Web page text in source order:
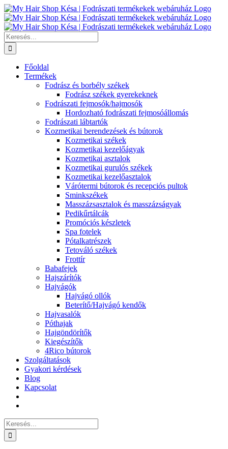
Kihagyás
Keresés...
Főoldal
Termékek
Fodrász és borbély székek
Fodrász székek gyerekeknek
Fodrászati fejmosók/hajmosók
Hordozható fodrászati fejmosóállomás
Fodrászati lábtartók
Kozmetikai berendezések és bútorok
Kozmetikai székek
Kozmetikai kezelőágyak
Kozmetikai asztalok
Kozmetikai gurulós székek
Kozmetikai kezelőasztalok
Várótermi bútorok és recepciós pultok
Sminkszékek
Masszázsasztalok és masszázságyak
Pedikűrtálcák
Promóciós készletek
Spa fotelek
Pótalkatrészek
Tetováló székek
Frottír
Babafejek
Hajszárítók
Hajvágók
Hajvágó ollók
Beterítő/Hajvágó kendők
Hajvasalók
Póthajak
Hajgöndörítők
Kiegészítők
4Rico bútorok
Szolgáltatások
Gyakori kérdések
Blog
Kapcsolat
Keresés...